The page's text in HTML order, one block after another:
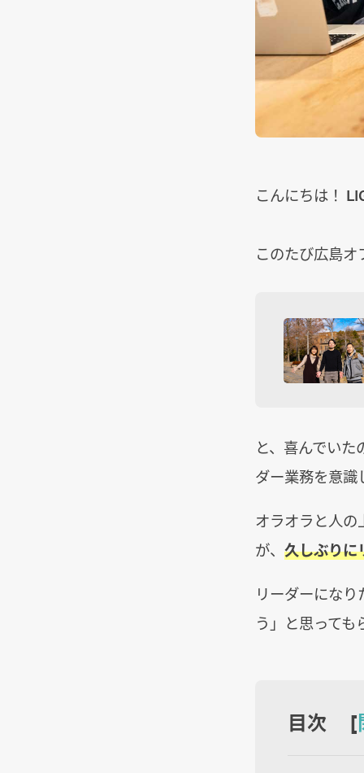
こんにちは！
このたび広島
と、喜んでいた
ダー業務を意識
オラオラと人
が、 久しぶりに
リーダーにな
う」と思っても
目次 [